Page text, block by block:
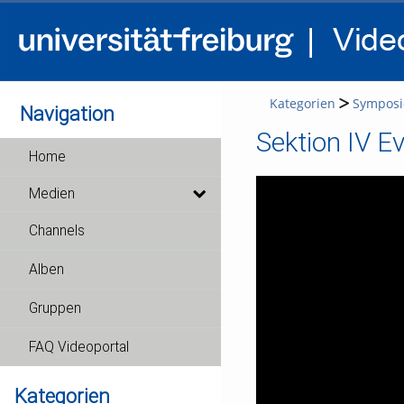
Navigation
Home
Medien
Channels
Alben
Gruppen
FAQ Videoportal
Kategorien
Kategorien
Sektion IV